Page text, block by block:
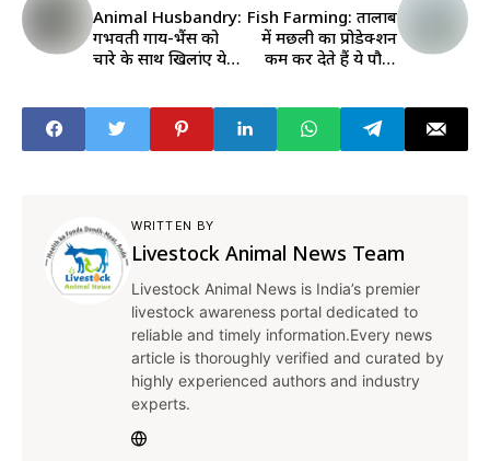
Animal Husbandry:
गर्भवती गाय-भैंस को
चारे के साथ खिलांए ये
Fish Farming: तालाब
में मछली का प्रोडेक्शन
कम कर देते हैं ये पौधे,
WRITTEN BY
Livestock Animal News Team
Livestock Animal News is India’s premier
livestock awareness portal dedicated to
reliable and timely information.Every news
article is thoroughly verified and curated by
highly experienced authors and industry
experts.